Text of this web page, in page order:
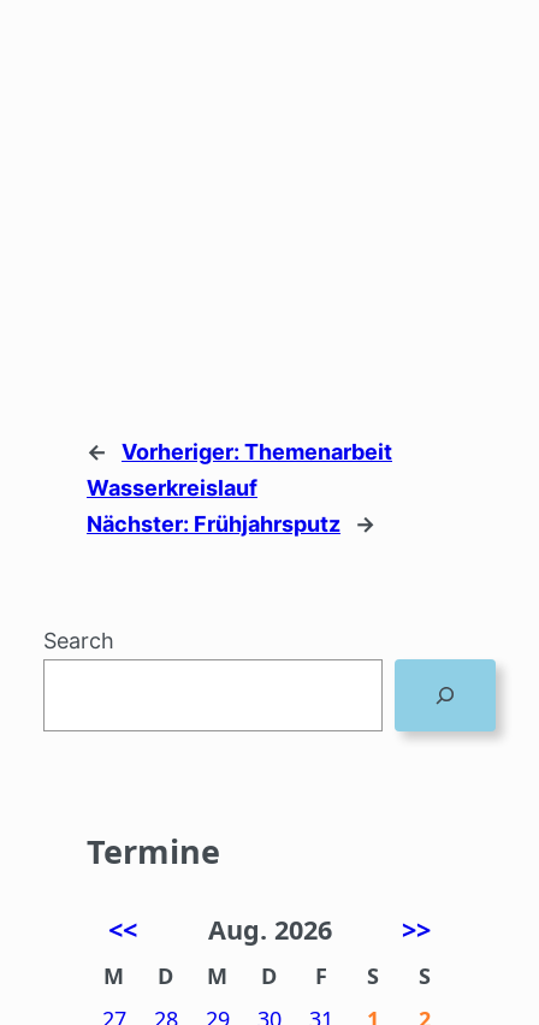
← Vorheriger: Themenarbeit
Wasserkreislauf
Nächster: Frühjahrsputz →
Search
Termine
<< Aug. 2026 >>
M D M D F S
S